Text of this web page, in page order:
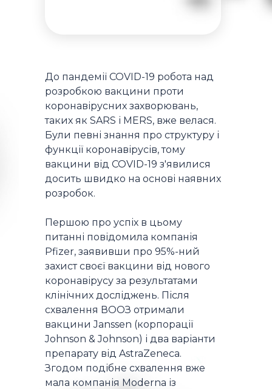
До пандемії COVID-19 робота над
розробкою вакцини проти
коронавірусних захворювань,
таких як SARS і MERS, вже велася.
Були певні знання про структуру і
функції коронавірусів, тому
вакцини від COVID-19 з'явилися
досить швидко на основі наявних
розробок.
Першою про успіх в цьому
питанні повідомила компанія
Pfizer, заявивши про 95%-ний
захист своєї вакцини від нового
коронавірусу за результатами
клінічних досліджень. Після
схвалення ВООЗ отримали
вакцини Janssen (корпорації
Johnson & Johnson) і два варіанти
препарату від AstraZeneca.
Згодом подібне схвалення вже
мала компанія Moderna із